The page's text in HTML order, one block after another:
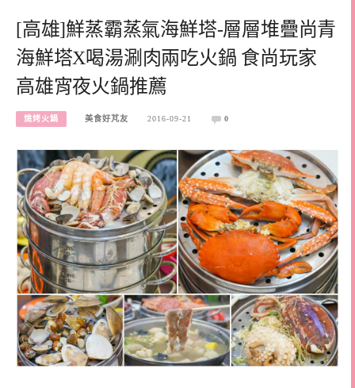
[高雄]鮮蒸霸蒸氣海鮮塔-層層堆疊尚青
海鮮塔X喝湯涮肉兩吃火鍋 食尚玩家
高雄宵夜火鍋推薦
燒烤火鍋 美食好芃友 2016-09-21 0